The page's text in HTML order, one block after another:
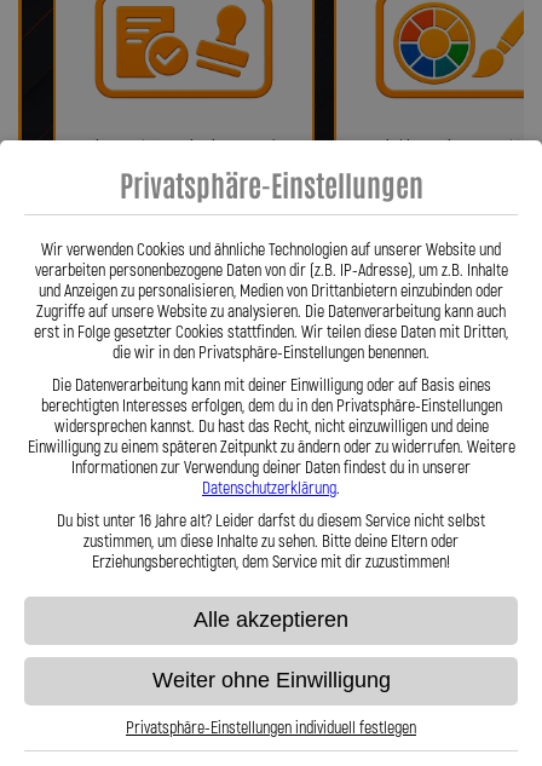
Bei uns erhalten Sie eine ABE oder
ein Teilegutachten (falls
notwendig)!
Wir bieten eine Auswahl
verschiedenen Farben!
Fragen? Unser Team ist täglich per
Telefon oder Mail für Sie da.
Einfache Montage dank
und 360° verdrehbarer
Präzision in Zahlen: Unsere technischen
Highlights
Unsere Stahlflex-Verdeckleitungs-Kits für Jaguar XK X100 XK8
Cabriolet wurden speziell für die hohen Anforderungen moderner- und
alter-Verdecksysteme entwickelt. Jedes Kit vereint Technik nach
Privatsphäre-Einstellungen
Wir verwenden Cookies und ähnliche Technologien auf unserer Website und
verarbeiten personenbezogene Daten von dir (z.B. IP-Adresse), um z.B. Inhalte
und Anzeigen zu personalisieren, Medien von Drittanbietern einzubinden oder
Zugriffe auf unsere Website zu analysieren. Die Datenverarbeitung kann auch
erst in Folge gesetzter Cookies stattfinden. Wir teilen diese Daten mit Dritten,
die wir in den Privatsphäre-Einstellungen benennen.
Die Datenverarbeitung kann mit deiner Einwilligung oder auf Basis eines
berechtigten Interesses erfolgen, dem du in den Privatsphäre-Einstellungen
widersprechen kannst. Du hast das Recht, nicht einzuwilligen und deine
Einwilligung zu einem späteren Zeitpunkt zu ändern oder zu widerrufen. Weitere
Informationen zur Verwendung deiner Daten findest du in unserer
Datenschutzerklärung.
Du bist unter 16 Jahre alt? Leider darfst du diesem Service nicht selbst
zustimmen, um diese Inhalte zu sehen. Bitte deine Eltern oder
Erziehungsberechtigten, dem Service mit dir zuzustimmen!
Alle akzeptieren
Weiter ohne Einwilligung
Privatsphäre-Einstellungen individuell festlegen